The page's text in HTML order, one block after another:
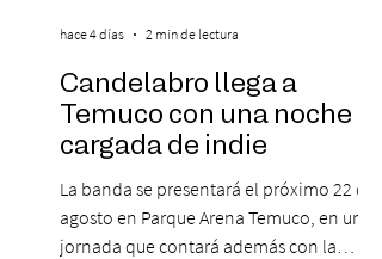
Candelabro llega a
Temuco con una noche
cargada de indie
La banda se presentará el próximo 22 de
agosto en Parque Arena Temuco, en una
jornada que contará además con la
hace 4 días 2 min de lectura